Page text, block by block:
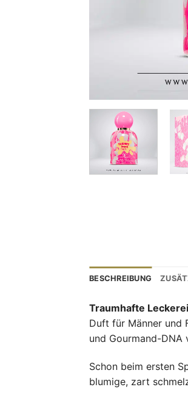
BESCHREIBUNG
Traumhafte
Duft für Männer und
und Gourmand-DNA
Schon beim ersten
blumige, zart